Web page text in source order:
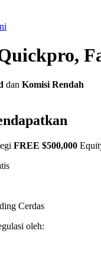
dan Komisi Rendah
FREE $500,000
Cerdas
oleh: